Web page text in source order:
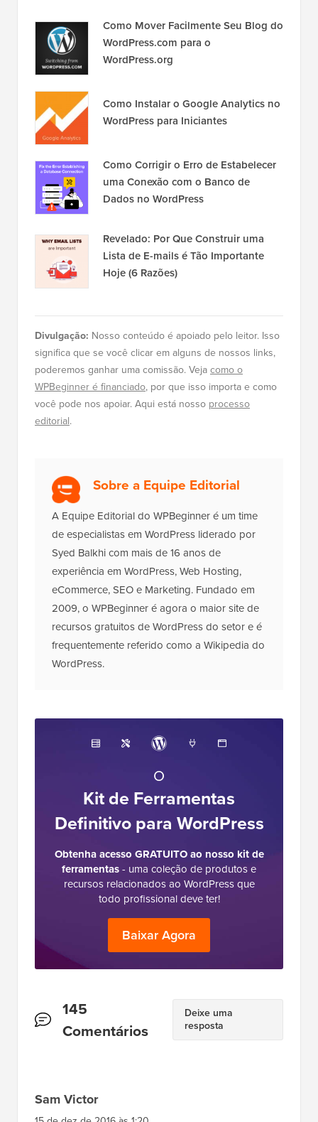
Como Mover Facilmente Seu Blog do
WordPress.com para o
WordPress.org
Como Instalar o Google Analytics no
WordPress para Iniciantes
Como Corrigir o Erro de Estabelecer
uma Conexão com o Banco de
Dados no WordPress
Revelado: Por Que Construir uma
Lista de E-mails é Tão Importante
Hoje (6 Razões)
Divulgação: Nosso conteúdo é apoiado pelo leitor. Isso
significa que se você clicar em alguns de nossos links,
poderemos ganhar uma comissão. Vejacomo o
WPBeginner é financiado, por que isso importa e como
você pode nos apoiar. Aqui está nosso processo
editorial.
Sobre a Equipe Editorial
A Equipe Editorial do WPBeginner é um time
de especialistas em WordPress liderado por
Syed Balkhi com mais de 16 anos de
experiência em WordPress, Web Hosting,
eCommerce, SEO e Marketing. Fundado em
2009, o WPBeginner é agora o maior site de
recursos gratuitos de WordPress do setor e é
frequentemente referido como a Wikipedia do
WordPress.
O
Kit de Ferramentas
Definitivo para WordPress
Obtenha acesso GRATUITO ao nosso kit de
ferramentas- uma coleção de produtos e
recursos relacionados ao WordPress que
todo profissional deve ter!
Baixar Agora
Interações
do
145
Comentários
Deixe uma
resposta
Sam Victor